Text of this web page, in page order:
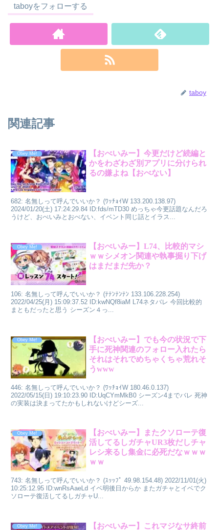
taboyをフォローする
taboy
関連記事
Obey Me!
【おべいみー】今更だけど続編と
かをわざわざ別アプリに分けられ
るの嫌よね【おべない】
682: 名無しって呼んでいいか？ (ﾜｯﾁｮｲW 133.200.138.97)
2024/01/20(土) 17:24:29.84 ID:fds/mTD30 めっちゃ今更話題なんだろ
うけど、おべいみとおべない、イベント同じ話とイラス...
Obey Me!
【おべいみー】L74、比較的マシ
ｗｗシメオン関連や執事掘り下げ
はまだまだ先か？
106: 名無しって呼んでいいか？ (ﾃﾃﾝﾃﾝﾃﾝ 133.106.228.254)
2022/04/25(月) 15:09:37.52 ID:kwNQf8iaM L74ネタバレ 今回比較的
まともだったと思う シーズン４っ...
Obey Me!
【おべいみー】でも今の状況で下
手に死神関連のフォロー入れたら
それはそれでめちゃくちゃ荒れそ
うwww
446: 名無しって呼んでいいか？ (ﾜｯﾁｮｲW 180.46.0.137)
2022/05/15(日) 19:10:23.90 ID:UqCYmMkB0 シーズン4までバレ 死神
の実装は決まってたかもしれないけどシーズ...
Obey Me!
【おべいみー】またクソローテ復
活してるしガチャUR3枚だしチャ
レシ来るし集金に必死だなｗｗｗ
ｗｗ
743: 名無しって呼んでいいか？ (ｽｯｯﾌﾟ 49.98.154.48) 2022/11/01(火)
10:25:12.95 ID:wnRsAaeLd イベ明後日からか またガチャとイベでク
ソローテ復活してるしガチャU...
Obey Me! 【おべいみー】これマジなサ終前